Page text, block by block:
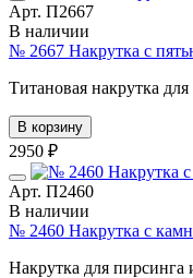
Арт. П2667
В наличии
№ 2667 Накрутка с
Титановая накрутка
В корзину
2950 ₽
Арт. П2460
В наличии
№ 2460 Накрутка с
Накрутка для